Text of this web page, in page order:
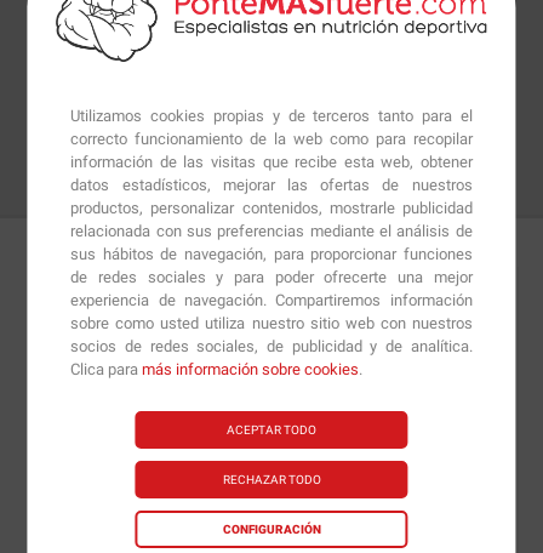
Utilizamos cookies propias y de terceros tanto para el
correcto funcionamiento de la web como para recopilar
información de las visitas que recibe esta web, obtener
datos estadísticos, mejorar las ofertas de nuestros
productos, personalizar contenidos, mostrarle publicidad
relacionada con sus preferencias mediante el análisis de
sus hábitos de navegación, para proporcionar funciones
de redes sociales y para poder ofrecerte una mejor
experiencia de navegación. Compartiremos información
sobre como usted utiliza nuestro sitio web con nuestros
socios de redes sociales, de publicidad y de analítica.
Clica paramás información sobre cookies.
ACEPTAR TODO
RECHAZAR TODO
CONFIGURACIÓN
Detalles Preguntas +Info
LosPalitos Vegetales BiodeEl Granero Integral
comer entre horas o acompañando a alguna de las
comidas de nuestra dieta sin tener que preocuparnos
porque vayamos a hacer ningún exceso.
Palitos Vegetales Bioson un producto que ha sido